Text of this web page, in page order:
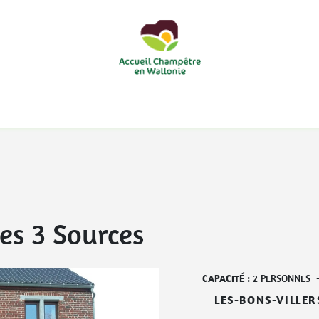
3 Sources
CAPACITÉ : 2 PERSONNES -
LES-BONS-